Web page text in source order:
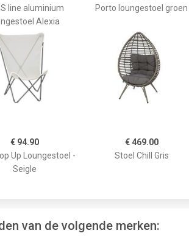
line aluminium
Alexia
Porto loungestoel groen
€ 94.90
Up Loungestoel -
Seigle
€ 469.00
Stoel Chill Gris
van de volgende merken: